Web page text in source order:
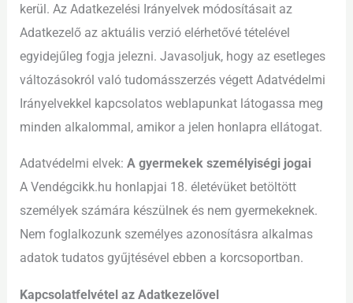
kerül. Az Adatkezelési Irányelvek módosításait az
Adatkezelő az aktuális verzió elérhetővé tételével
egyidejűleg fogja jelezni. Javasoljuk, hogy az esetleges
változásokról való tudomásszerzés végett Adatvédelmi
Irányelvekkel kapcsolatos weblapunkat látogassa meg
minden alkalommal, amikor a jelen honlapra ellátogat.
Adatvédelmi elvek:A gyermekek személyiségi jogai
A Vendégcikk.hu honlapjai 18. életévüket betöltött
személyek számára készülnek és nem gyermekeknek.
Nem foglalkozunk személyes azonosításra alkalmas
adatok tudatos gyűjtésével ebben a korcsoportban.
Kapcsolatfelvétel az Adatkezelővel